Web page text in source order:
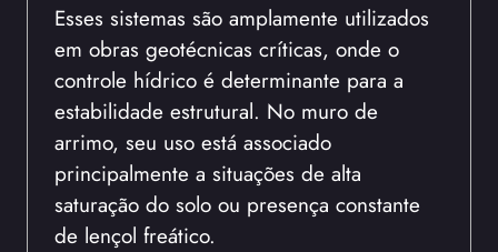
Esses sistemas são amplamente utilizados
em obras geotécnicas críticas, onde o
controle hídrico é determinante para a
estabilidade estrutural. No muro de
arrimo, seu uso está associado
principalmente a situações de alta
saturação do solo ou presença constante
de lençol freático.